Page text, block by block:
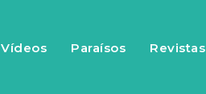
Vídeos Paraísos Revistas